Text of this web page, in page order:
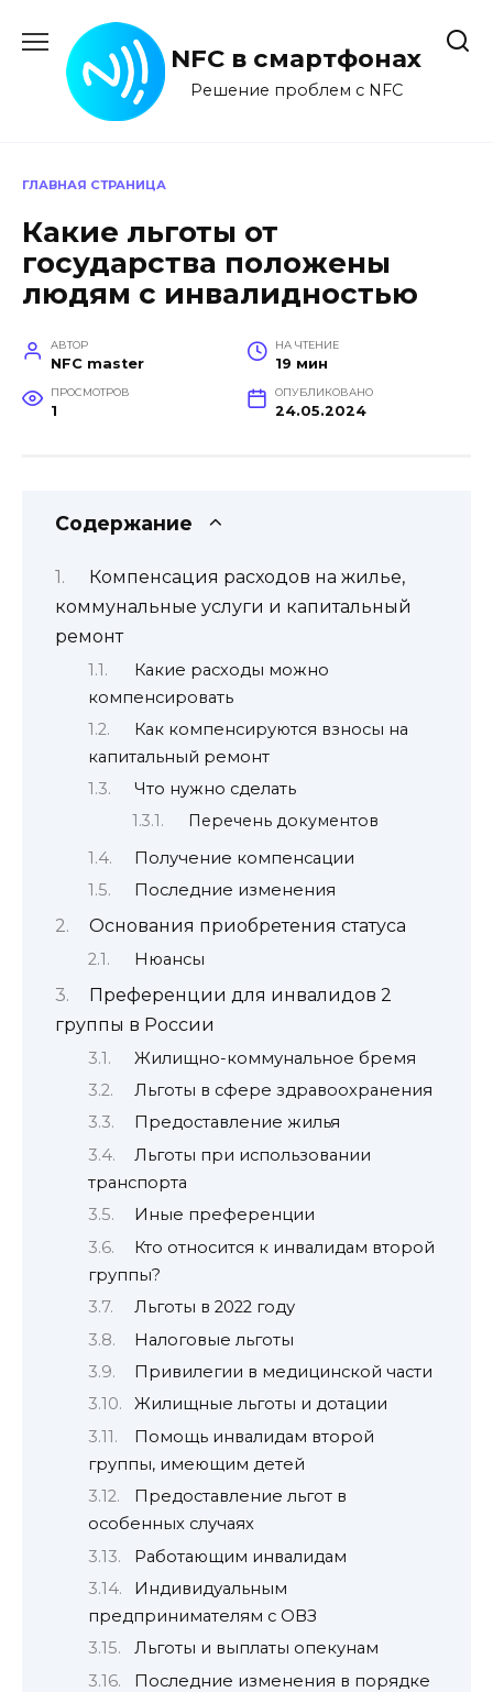
содержанию
NFC в смартфонах
Решение проблем с NFC
ГЛАВНАЯ СТРАНИЦА
Какие льготы от
государства положены
людям с инвалидностью
АВТОР
NFC master
НА ЧТЕНИЕ
19 мин
ПРОСМОТРОВ
1
ОПУБЛИКОВАНО
24.05.2024
Содержание
Компенсация расходов на жилье,
коммунальные услуги и капитальный
ремонт
Какие расходы можно
компенсировать
Как компенсируются взносы на
капитальный ремонт
Что нужно сделать
Перечень документов
Получение компенсации
Последние изменения
Основания приобретения статуса
Нюансы
Преференции для инвалидов 2
группы в России
Жилищно-коммунальное бремя
Льготы в сфере здравоохранения
Предоставление жилья
Льготы при использовании
транспорта
Иные преференции
Кто относится к инвалидам второй
группы?
Льготы в 2022 году
Налоговые льготы
Привилегии в медицинской части
Жилищные льготы и дотации
Помощь инвалидам второй
группы, имеющим детей
Предоставление льгот в
особенных случаях
Работающим инвалидам
Индивидуальным
предпринимателям с ОВЗ
Льготы и выплаты опекунам
Последние изменения в порядке